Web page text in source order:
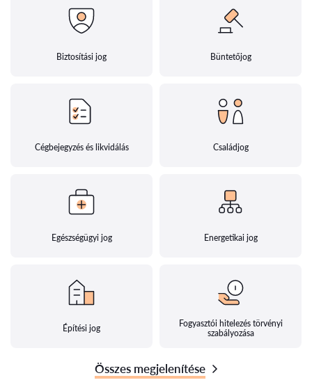
Biztosítási jog Büntetőjog
Cégbejegyzés és likvidálás Családjog
Egészségügyi jog Energetikai jog
Építési jog
Fogyasztói hitelezés törvényi
szabályozása
Összes megjelenítése